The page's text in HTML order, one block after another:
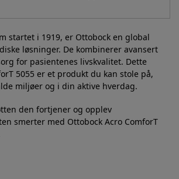
startet i 1919, er Ottobock en global
løsninger. De kombinerer avansert
for pasientenes livskvalitet. Dette
5055 er et produkt du kan stole på,
miljøer og i din aktive hverdag.
den fortjener og opplev
smerter med Ottobock Acro ComforT